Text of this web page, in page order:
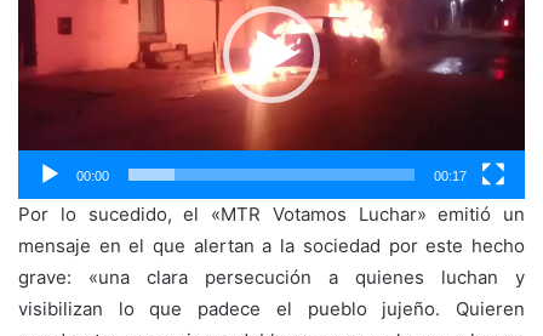
00:00 00:17
Por lo sucedido, el «MTR Votamos Luchar» emitió un
mensaje en el que alertan a la sociedad por este hecho
grave: «una clara persecución a quienes luchan y
visibilizan lo que padece el pueblo jujeño. Quieren